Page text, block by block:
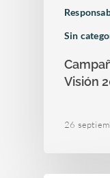
Sin
Visión
26